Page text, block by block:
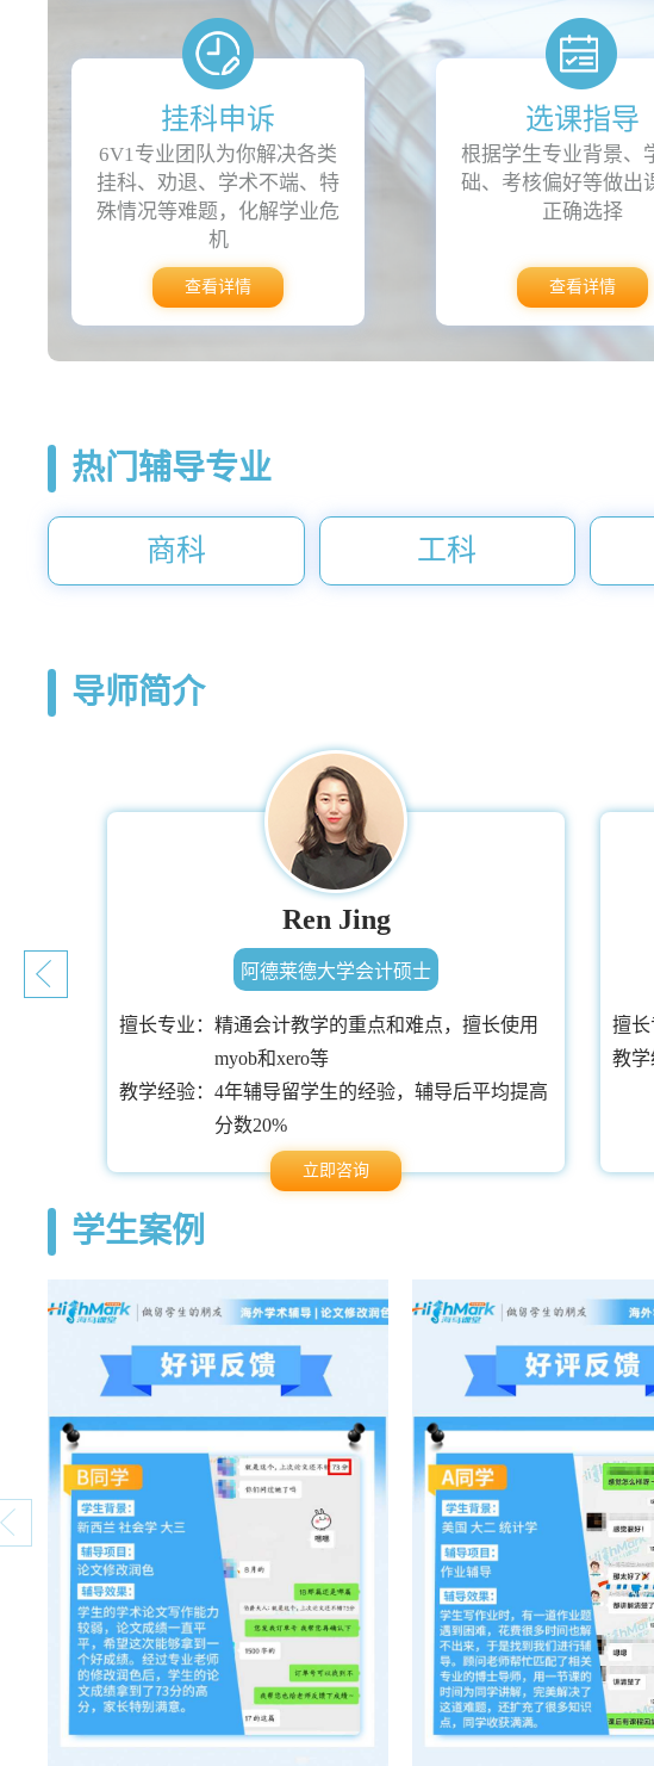
挂科申诉
6V1专业团队为你解决各类
挂科、劝退、学术不端、特
殊情况等难题，化解学业危
机
查看详情
选课指导
根据学生专业背景、
础、考核偏好等做出
正确选择
查看详情
热门辅导专业
商科 工科
导师简介
Ren Jing
阿德莱德大学会计硕士
擅长专业：精通会计教学的重点和难点，擅长使用
myob和xero等
教学经验：4年辅导留学生的经验，辅导后平均提高
分数20%
立即咨询
擅长
教学
学生案例